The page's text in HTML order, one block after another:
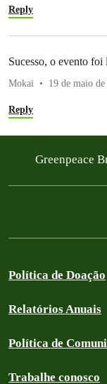
Reply
Sucesso, o evento
Mokai 19 de maio
Reply
Greenpeace
Política de Doação
Relatórios Anuais
Política de
Trabalhe conosco